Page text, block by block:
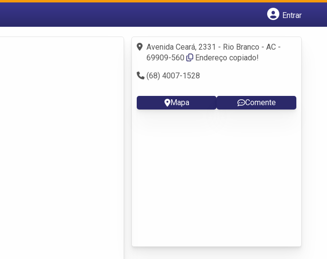
Entrar
Fazer login
Criar conta
Avenida Ceará, 2331 - Rio Branco - AC -
69909-560
Endereço copiado!
(68) 4007-1528
Mapa Comente